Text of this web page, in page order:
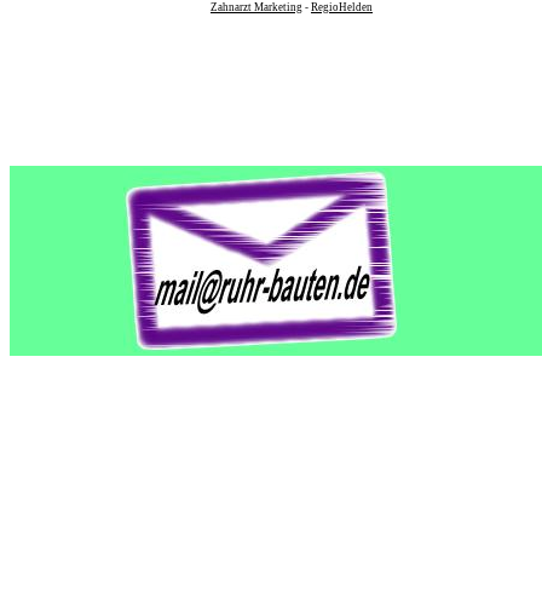
Zahnarzt Marketing - RegioHelden